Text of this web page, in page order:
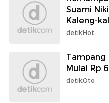
Suami
Kaleng-
detikHot
Tampang
Mulai Rp
detikOto